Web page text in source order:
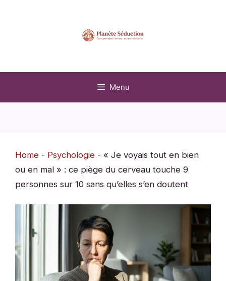
Menu
Home - Psychologie - « Je voyais tout en bien
ou en mal » : ce piège du cerveau touche 9
personnes sur 10 sans qu’elles s’en doutent